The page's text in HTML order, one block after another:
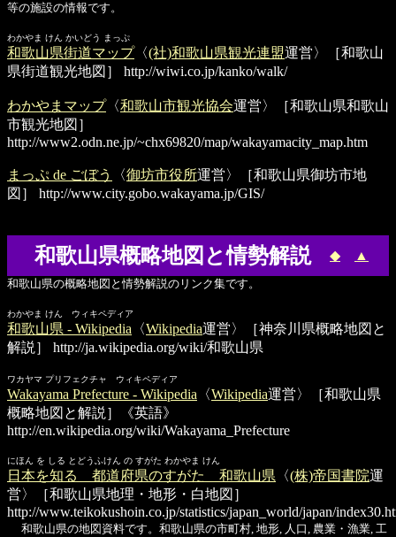
等の施設の情報です。
わかやま けん かいどう まっぷ
和歌山県街道マップ〈(社)和歌山県観光連盟運営〉［和歌山
県街道観光地図］
http://wiwi.co.jp/kanko/walk/
わかやまマップ〈和歌山市観光協会運営〉［和歌山県和歌山
市観光地図］
http://www2.odn.ne.jp/~chx69820/map/wakayamacity_map.htm
まっぷ de ごぼう 〈御坊市役所運営〉［和歌山県御坊市地
図］
http://www.city.gobo.wakayama.jp/GIS/
和歌山県概略地図と情勢解説 ◆ ▲
和歌山県の概略地図と情勢解説のリンク集です。
わかやま けん ウィキペディア
和歌山県 - Wikipedia 〈Wikipedia運営〉［神奈川県概略地図と
解説］
http://ja.wikipedia.org/wiki/和歌山県
ワカヤマ プリフェクチャ ウィキペディア
Wakayama Prefecture - Wikipedia 〈Wikipedia運営〉［和歌山県
概略地図と解説］《英語》
http://en.wikipedia.org/wiki/Wakayama_Prefecture
にほん を しる とどうふけん の すがた わかやま けん
日本を知る 都道府県のすがた 和歌山県 〈(株)帝国書院運
営〉［和歌山県地理・地形・白地図］
http://www.teikokushoin.co.jp/statistics/japan_world/japan/
和歌山県の地図資料です。和歌山県の市町村, 地形, 人口, 農業・漁業, 工